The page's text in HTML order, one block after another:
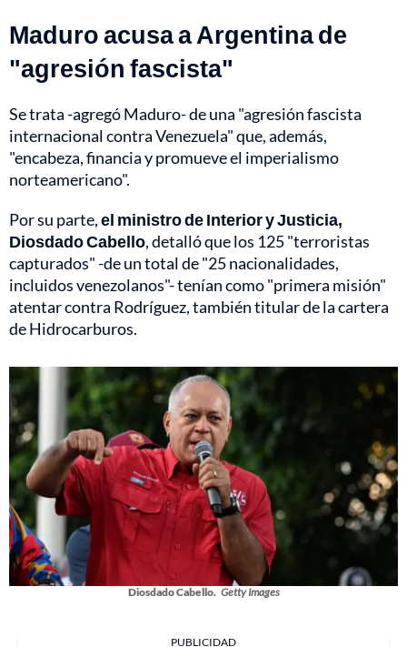
Maduro acusa a Argentina de
"agresión fascista"
Se trata -agregó Maduro- de una "agresión fascista
internacional contra Venezuela" que, además,
"encabeza, financia y promueve el imperialismo
norteamericano".
Por su parte,el ministro de Interior y Justicia,
Diosdado Cabello, detalló que los 125 "terroristas
capturados" -de un total de "25 nacionalidades,
incluidos venezolanos"- tenían como "primera misión"
atentar contra Rodríguez, también titular de la cartera
de Hidrocarburos.
Diosdado Cabello. Getty Images
PUBLICIDAD